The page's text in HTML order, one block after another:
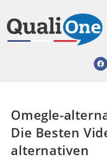
Omegle-
Die Besten
alternativen